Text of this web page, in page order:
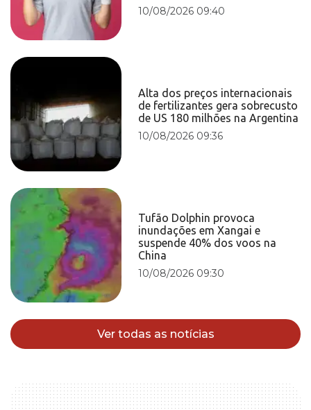
10/08/2026 09:40
Alta dos preços internacionais
de fertilizantes gera sobrecusto
de US 180 milhões na Argentina
10/08/2026 09:36
Tufão Dolphin provoca
inundações em Xangai e
suspende 40% dos voos na
China
10/08/2026 09:30
Ver todas as notícias